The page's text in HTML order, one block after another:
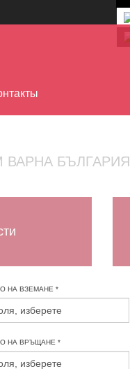
БЪЛГАРИЯ
НА ВЗЕМАНЕ *
НА ВРЪЩАНЕ *